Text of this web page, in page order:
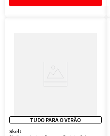
TUDO PARA O VERÃO
Skelt